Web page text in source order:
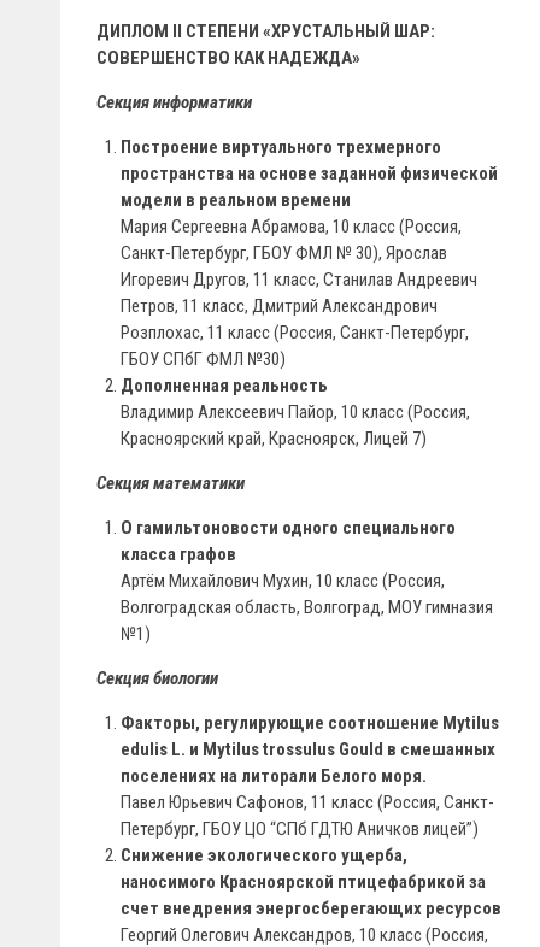
ДИПЛОМ II СТЕПЕНИ «ХРУСТАЛЬНЫЙ ШАР:
СОВЕРШЕНСТВО КАК НАДЕЖДА»
Секция информатики
Построение виртуального трехмерного
пространства на основе заданной физической
модели в реальном времени
Мария Сергеевна Абрамова, 10 класс (Россия,
Санкт-Петербург, ГБОУ ФМЛ № 30), Ярослав
Игоревич Другов, 11 класс, Станилав Андреевич
Петров, 11 класс, Дмитрий Александрович
Розплохас, 11 класс (Россия, Санкт-Петербург,
ГБОУ СПбГ ФМЛ №30)
Дополненная реальность
Владимир Алексеевич Пайор, 10 класс (Россия,
Красноярский край, Красноярск, Лицей 7)
Секция математики
О гамильтоновости одного специального
класса графов
Артём Михайлович Мухин, 10 класс (Россия,
Волгоградская область, Волгоград, МОУ гимназия
№1)
Секция биологии
Факторы, регулирующие соотношение Mytilus
edulis L. и Mytilus trossulus Gould в смешанных
поселениях на литорали Белого моря.
Павел Юрьевич Сафонов, 11 класс (Россия, Санкт-
Петербург, ГБОУ ЦО “СПб ГДТЮ Аничков лицей”)
Снижение экологического ущерба,
наносимого Красноярской птицефабрикой за
счет внедрения энергосберегающих ресурсов
Георгий Олегович Александров, 10 класс (Россия,